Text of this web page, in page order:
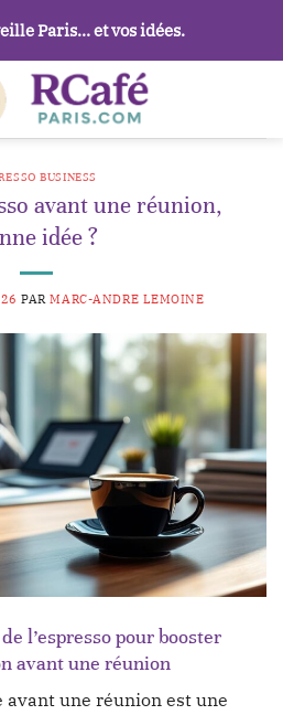
Paris… et vos idées.
BUSINESS
avant une réunion,
idée ?
PARMARC-ANDRE LEMOINE
l’espresso pour booster
avant une réunion
avant une réunion est une